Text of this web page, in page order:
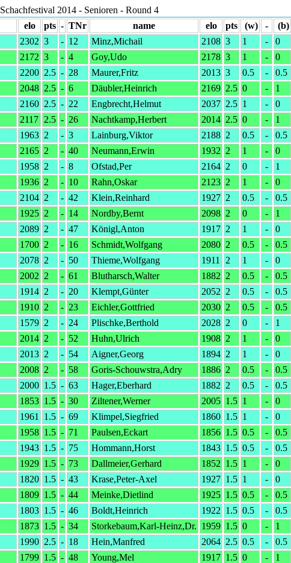
Schachfestival 2014 - Senioren - Round 4
elo pts - TNr name elo pts (w) -
(b)
2302 3 - 12 Minz,Michail 2108 3 1 -
0
2172 3 - 4 Goy,Udo 2178 3 1 -
0
2200 2.5 - 28 Maurer,Fritz 2013 3 0.5 -
0.5
2048 2.5 - 6 Däubler,Heinrich 2169 2.5 0 -
1
2160 2.5 - 22 Engbrecht,Helmut 2037 2.5 1 -
0
2117 2.5 - 26 Nachtkamp,Herbert 2014 2.5 0 -
1
1963 2 - 3 Lainburg,Viktor 2188 2 0.5 -
0.5
2165 2 - 40 Neumann,Erwin 1932 2 1 -
0
1958 2 - 8 Ofstad,Per 2164 2 0 -
1
1936 2 - 10 Rahn,Oskar 2123 2 1 -
0
2104 2 - 42 Klein,Reinhard 1927 2 0.5 -
0.5
1925 2 - 14 Nordby,Bernt 2098 2 0 -
1
2089 2 - 47 Königl,Anton 1917 2 1 -
0
1700 2 - 16 Schmidt,Wolfgang 2080 2 0.5 -
0.5
2078 2 - 50 Thieme,Wolfgang 1911 2 1 -
0
2002 2 - 61 Blutharsch,Walter 1882 2 0.5 -
0.5
1914 2 - 20 Klempt,Günter 2052 2 0.5 -
0.5
1910 2 - 23 Eichler,Gottfried 2030 2 0.5 -
0.5
1579 2 - 24 Plischke,Berthold 2028 2 0 -
1
2014 2 - 52 Huhn,Ulrich 1908 2 1 -
0
2013 2 - 54 Aigner,Georg 1894 2 1 -
0
2008 2 - 58 Goris-Schouwstra,Adry 1886 2 0.5 -
0.5
2000 1.5 - 63 Hager,Eberhard 1882 2 0.5 -
0.5
1853 1.5 - 30 Ziltener,Werner 2005 1.5 1 -
0
1961 1.5 - 69 Klimpel,Siegfried 1860 1.5 1 -
0
1958 1.5 - 71 Paulsen,Eckart 1856 1.5 0.5 -
0.5
1943 1.5 - 75 Hommann,Horst 1843 1.5 0.5 -
0.5
1929 1.5 - 73 Dallmeier,Gerhard 1852 1.5 1 -
0
1820 1.5 - 43 Krase,Peter-Axel 1927 1.5 1 -
0
1809 1.5 - 44 Meinke,Dietlind 1925 1.5 0.5 -
0.5
1803 1.5 - 46 Boldt,Heinrich 1922 1.5 0.5 -
0.5
1873 1.5 - 34 Storkebaum,Karl-Heinz,Dr. 1959 1.5 0 -
1
1990 2.5 - 18 Hein,Manfred 2064 2.5 0.5 -
0.5
1799 1.5 - 48 Young,Mel 1917 1.5 0 -
1